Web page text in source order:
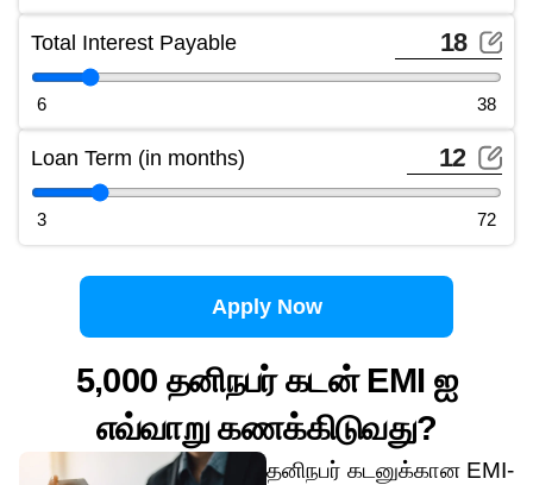
Total Interest Payable
6 38
Loan Term (in months)
3 72
Apply Now
5,000 தனிநபர் கடன் EMI ஐ
எவ்வாறு கணக்கிடுவது?
தனிநபர் கடனுக்கான EMI-